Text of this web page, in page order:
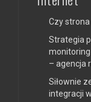
Czy
Strategia
– agencja
Siłownie
integracji